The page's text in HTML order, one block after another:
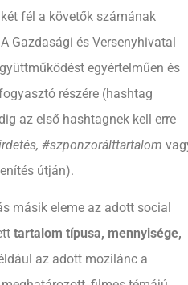
fél a követők számának
Gazdasági és Versenyhivatal
egyértelműen és
részére (hashtag
az első hashtagnek kell erre
#szponzorálttartalom
útján).
másik eleme az adott social
tartalom típusa, mennyisége,
az adott mozilánc a